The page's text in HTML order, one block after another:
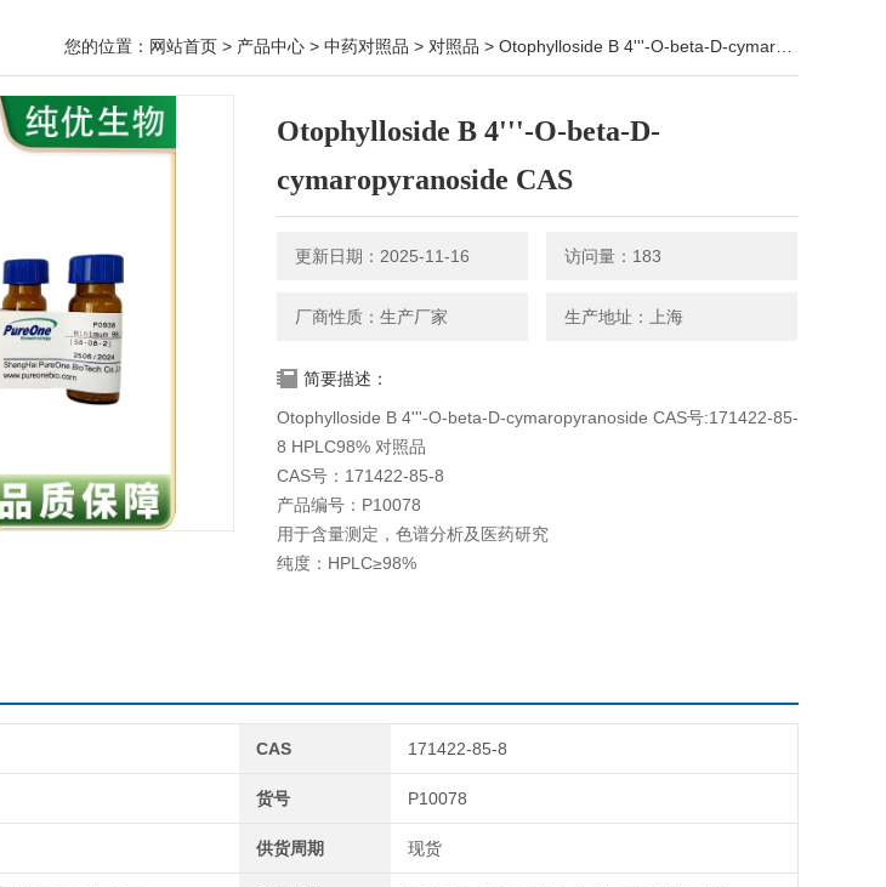
您的位置： 网站首页 > 产品中心 > 中药对照品 > 对照品 > Otophylloside B 4'''-O-beta-D-cymaropyranoside CAS
Otophylloside B 4'''-O-beta-D-
cymaropyranoside CAS
更新日期：2025-11-16 访问量：183
厂商性质：生产厂家 生产地址：上海
简要描述：
Otophylloside B 4'''-O-beta-D-cymaropyranoside CAS号:171422-85-
8 HPLC98% 对照品
CAS号：171422-85-8
产品编号：P10078
用于含量测定，色谱分析及医药研究
纯度：HPLC≥98%
CAS 171422-85-8
货号 P10078
供货周期 现货